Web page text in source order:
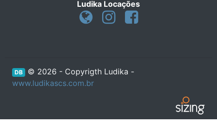
Ludika Locações
DB © 2026 - Copyrigth Ludika -
www.ludikascs.com.br